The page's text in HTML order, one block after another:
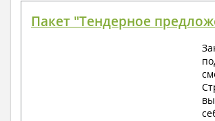
Пакет "Тендерное